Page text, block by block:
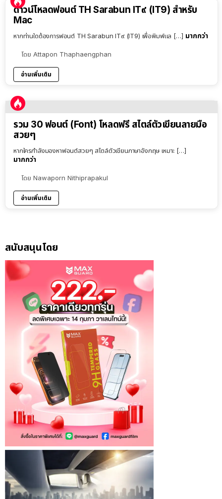
ดาวน์โหลดฟอนต์ TH Sarabun IT๙ (IT9) สำหรับ
Mac
หากท่านใดต้องการฟอนต์ TH Sarabun IT๙ (IT9) เพื่อพิมพ์แล […] มากกว่า
โดย Attapon Thaphaengphan
อ่านเพิ่มเติม
รวม 30 ฟอนต์ (Font) โหลดฟรี สไตล์ตัวเขียนลายมือ
สวยๆ
หากใครกำลังมองหาฟอนต์สวยๆ สไตล์ตัวเขียนภาษาอังกฤษ เหมาะ […]
มากกว่า
โดย Nawaporn Nithiprapakul
อ่านเพิ่มเติม
สนับสนุนโดย